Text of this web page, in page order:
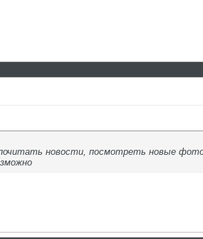
почитать новости, посмотреть новые